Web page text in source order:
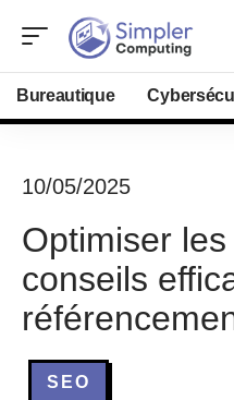
Bureautique
10/05/2025
Optimiser
conseils
SEO